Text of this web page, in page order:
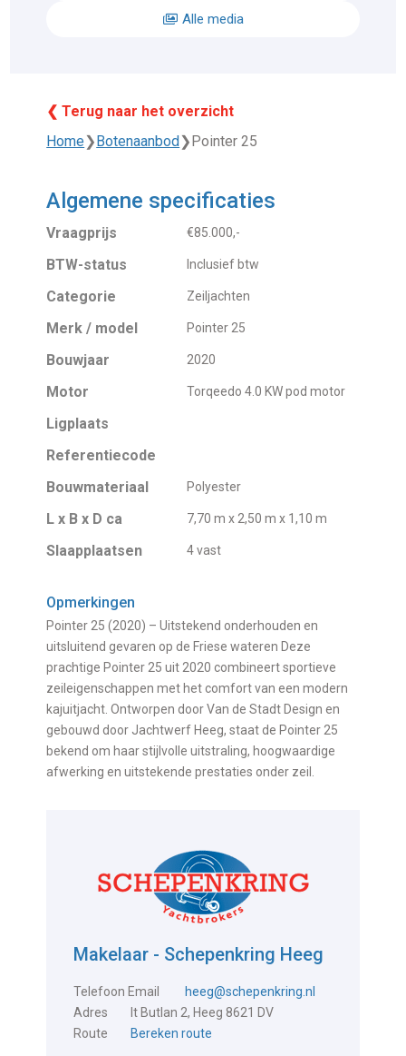
Alle media
❮ Terug naar het overzicht
Home❯Botenaanbod❯Pointer 25
Algemene specificaties
Vraagprijs €85.000,-
BTW-status Inclusief btw
Categorie Zeiljachten
Merk / model Pointer 25
Bouwjaar 2020
Motor Torqeedo 4.0 KW pod motor
Ligplaats
Referentiecode
Bouwmateriaal
Polyester
L x B x D ca 7,70 m x 2,50 m x 1,10 m
Slaapplaatsen 4 vast
Opmerkingen
Pointer 25 (2020) – Uitstekend onderhouden en
uitsluitend gevaren op de Friese wateren Deze
prachtige Pointer 25 uit 2020 combineert sportieve
zeileigenschappen met het comfort van een modern
kajuitjacht. Ontworpen door Van de Stadt Design en
gebouwd door Jachtwerf Heeg, staat de Pointer 25
bekend om haar stijlvolle uitstraling, hoogwaardige
afwerking en uitstekende prestaties onder zeil.
Makelaar - Schepenkring Heeg
Telefoon Email
heeg@schepenkring.nl
Adres
It Butlan 2, Heeg 8621 DV
Route
Bereken route